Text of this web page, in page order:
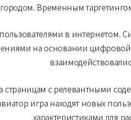
Временным
в
на основании
страницам с релевантными
игра находят новых
характеристиками для